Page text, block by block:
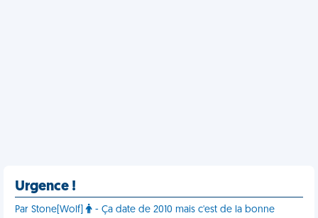
Urgence !
Par Stone[Wolf] - Ça date de 2010 mais c'est de la bonne